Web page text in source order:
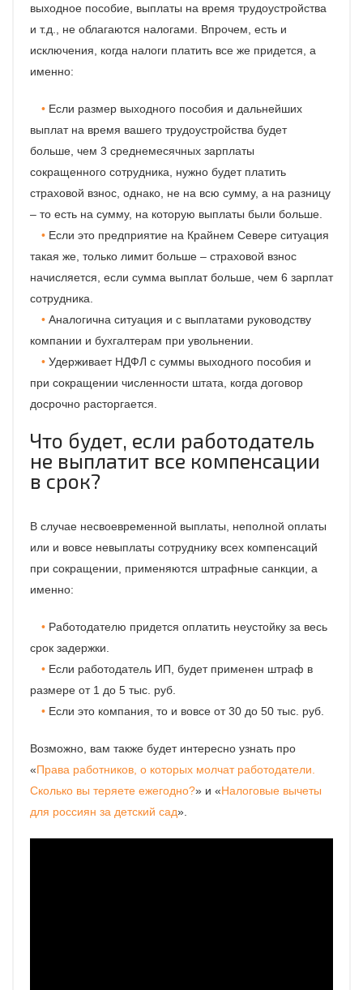
выходное пособие, выплаты на время трудоустройства
и т.д., не облагаются налогами. Впрочем, есть и
исключения, когда налоги платить все же придется, а
именно:
Если размер выходного пособия и дальнейших
выплат на время вашего трудоустройства будет
больше, чем 3 среднемесячных зарплаты
сокращенного сотрудника, нужно будет платить
страховой взнос, однако, не на всю сумму, а на разницу
– то есть на сумму, на которую выплаты были больше.
Если это предприятие на Крайнем Севере ситуация
такая же, только лимит больше – страховой взнос
начисляется, если сумма выплат больше, чем 6 зарплат
сотрудника.
Аналогична ситуация и с выплатами руководству
компании и бухгалтерам при увольнении.
Удерживает НДФЛ с суммы выходного пособия и
при сокращении численности штата, когда договор
досрочно расторгается.
Что будет, если работодатель
не выплатит все компенсации
в срок?
В случае несвоевременной выплаты, неполной оплаты
или и вовсе невыплаты сотруднику всех компенсаций
при сокращении, применяются штрафные санкции, а
именно:
Работодателю придется оплатить неустойку за весь
срок задержки.
Если работодатель ИП, будет применен штраф в
размере от 1 до 5 тыс. руб.
Если это компания, то и вовсе от 30 до 50 тыс. руб.
Возможно, вам также будет интересно узнать про
«Права работников, о которых молчат работодатели.
Сколько вы теряете ежегодно?» и «Налоговые вычеты
для россиян за детский сад».